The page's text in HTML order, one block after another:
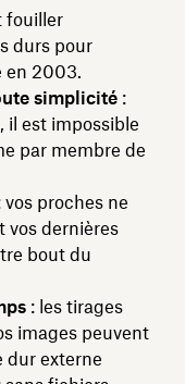
fouiller
durs pour
en 2003.
simplicité :
il est impossible
par membre de
vos proches ne
vos dernières
bout du
: les tirages
images peuvent
dur externe